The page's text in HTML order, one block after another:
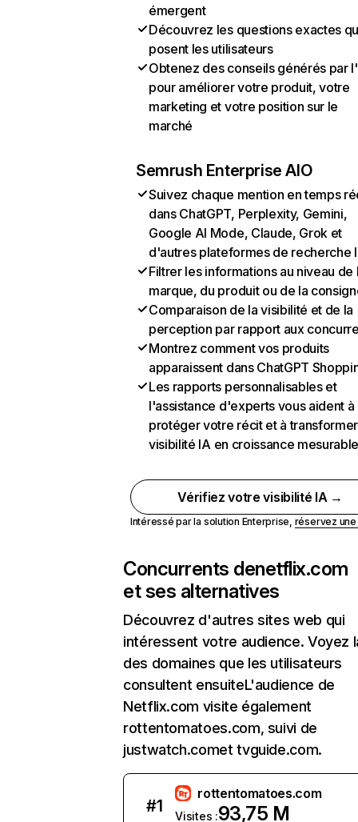
émergent
Découvrez les questions exactes
posent les utilisateurs
Obtenez des conseils générés par
pour améliorer votre produit, votre
marketing et votre position sur le
marché
Semrush Enterprise AIO
Suivez chaque mention en temps
dans ChatGPT, Perplexity, Gemini,
Google AI Mode, Claude, Grok et
d'autres plateformes de recherche
Filtrer les informations au niveau de
marque, du produit ou de la
Comparaison de la visibilité et de la
perception par rapport aux
Montrez comment vos produits
apparaissent dans ChatGPT
Les rapports personnalisables et
l'assistance d'experts vous aident à
protéger votre récit et à
visibilité IA en croissance
Vérifiez votre visibilité IA →
Intéressé par la solution Enterprise, réservez
Concurrents denetflix.com
et ses alternatives
Découvrez d'autres sites web qui
intéressent votre audience. Voyez
des domaines que les utilisateurs
consultent ensuiteL'audience de
Netflix.com visite également
rottentomatoes.com, suivi de
justwatch.comet tvguide.com.
#1
rottentomatoes.com
Visites :93,75 M